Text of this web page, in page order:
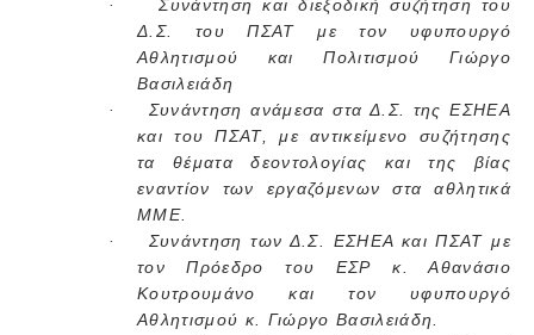
·
Συνάντηση και διεξοδική συζήτηση του
Δ.Σ. του ΠΣΑΤ με τον υφυπουργό
Αθλητισμού και Πολιτισμού Γιώργο
Βασιλειάδη
·
Συνάντηση ανάμεσα στα Δ.Σ. της ΕΣΗΕΑ
και του ΠΣΑΤ, με αντικείμενο συζήτησης
τα θέματα δεοντολογίας και της βίας
εναντίον των εργαζόμενων στα αθλητικά
ΜΜΕ.
·
Συνάντηση των Δ.Σ. ΕΣΗΕΑ και ΠΣΑΤ με
τον Πρόεδρο του ΕΣΡ κ. Αθανάσιο
Κουτρουμάνο και τον υφυπουργό
Αθλητισμού κ. Γιώργο Βασιλειάδη.